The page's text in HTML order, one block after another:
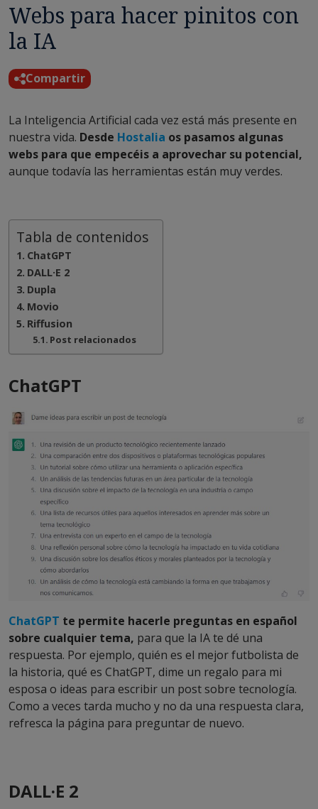
Webs para hacer pinitos con
la IA
Compartir
La Inteligencia Artificial cada vez está más presente en
nuestra vida. Desde Hostalia os pasamos algunas
webs para que empecéis a aprovechar su potencial,
aunque todavía las herramientas están muy verdes.
Tabla de contenidos
ChatGPT
DALL·E 2
Dupla
Movio
Riffusion
Post relacionados
ChatGPT
ChatGPT te permite hacerle preguntas en español
sobre cualquier tema, para que la IA te dé una
respuesta. Por ejemplo, quién es el mejor futbolista de
la historia, qué es ChatGPT, dime un regalo para mi
esposa o ideas para escribir un post sobre tecnología.
Como a veces tarda mucho y no da una respuesta clara,
refresca la página para preguntar de nuevo.
DALL·E 2